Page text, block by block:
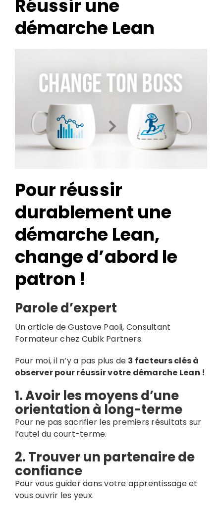
Réussir une
démarche Lean
Pour réussir
durablement une
démarche Lean,
change d’abord le
patron !
Parole d’expert
Un article de Gustave Paoli, Consultant
Formateur chez Cubik Partners.
Pour moi, il n’y a pas plus de 3 facteurs clés à
observer pour réussir votre démarche Lean !
1. Avoir les moyens d’une
orientation à long-terme
Pour ne pas sacrifier les premiers résultats sur
l’autel du court-terme.
2. Trouver un partenaire de
confiance
Pour vous guider dans votre apprentissage et
vous ouvrir les yeux.
Search